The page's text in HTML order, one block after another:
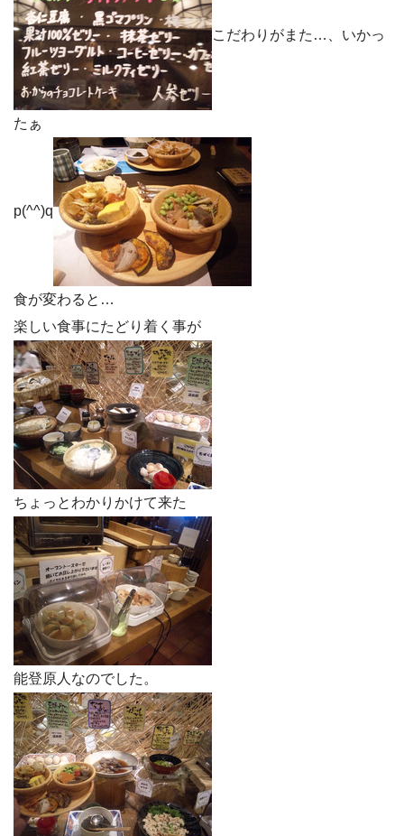
こだわりがまた…、いかっ
たぁ
p(^^)q
食が変わると…
楽しい食事にたどり着く事が
ちょっとわかりかけて来た
能登原人なのでした。